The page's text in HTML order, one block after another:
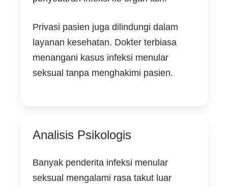
Privasi pasien juga dilindungi dalam
layanan kesehatan. Dokter terbiasa
menangani kasus infeksi menular
seksual tanpa menghakimi pasien.
Analisis Psikologis
Banyak penderita infeksi menular
seksual mengalami rasa takut luar